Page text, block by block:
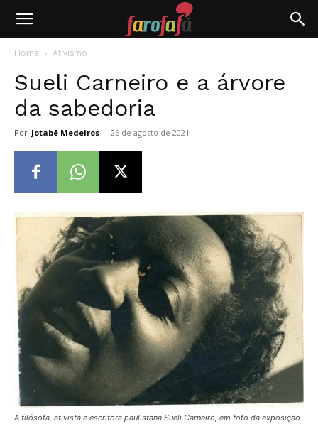
Farofafá
Home Ativismo
Sueli Carneiro e a árvore
da sabedoria
Por Jotabê Medeiros - 26 de agosto de 2021
A filósofa, ativista e escritora paulistana Sueli Carneiro, em foto da exposição